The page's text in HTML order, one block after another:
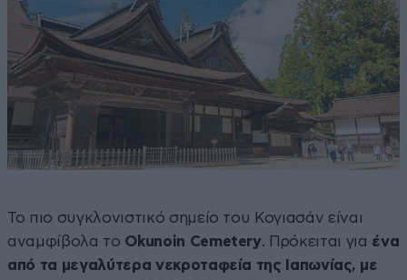
Το πιο συγκλονιστικό σημείο του Κογιασάν είναι
αναμφίβολα το Okunoin Cemetery. Πρόκειται για ένα
από τα μεγαλύτερα νεκροταφεία της Ιαπωνίας, με